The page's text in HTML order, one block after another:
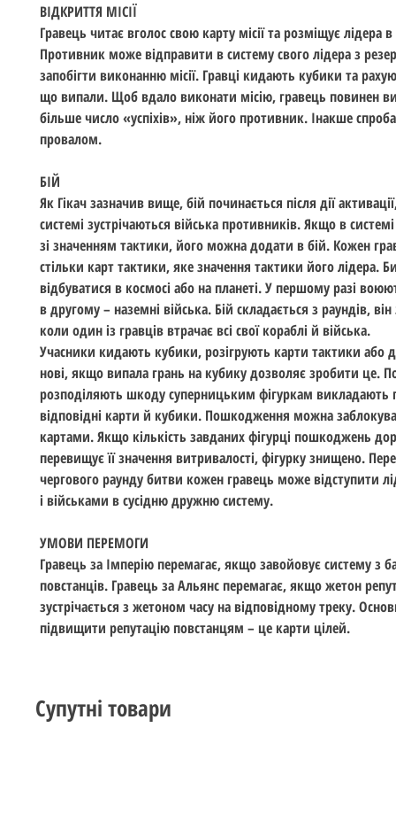
ВІДКРИТТЯ МІСІЇ
Гравець читає вголос свою карту місії та розміщує лідера в
Противник може відправити в систему свого лідера з
запобігти виконанню місії. Гравці кидають кубики та
що випали. Щоб вдало виконати місію, гравець повинен
більше число «успіхів», ніж його противник. Інакше
провалом.
БІЙ
Як Гікач зазначив вище, бій починається після дії
системі зустрічаються війська противників. Якщо в
зі значенням тактики, його можна додати в бій. Кожен
стільки карт тактики, яке значення тактики його лідера.
відбуватися в космосі або на планеті. У першому разі
в другому – наземні війська. Бій складається з раундів, він
коли один із гравців втрачає всі свої кораблі й війська.
Учасники кидають кубики, розігрують карти тактики або
нові, якщо випала грань на кубику дозволяє зробити це.
розподіляють шкоду суперницьким фігуркам
відповідні карти й кубики. Пошкодження можна
картами. Якщо кількість завданих фігурці пошкоджень
перевищує її значення витривалості, фігурку знищено.
чергового раунду битви кожен гравець може відступити
і військами в сусідню дружню систему.
УМОВИ ПЕРЕМОГИ
Гравець за Імперію перемагає, якщо завойовує систему з
повстанців. Гравець за Альянс перемагає, якщо жетон
зустрічається з жетоном часу на відповідному треку.
підвищити репутацію повстанцям – це карти цілей.
Супутні товари